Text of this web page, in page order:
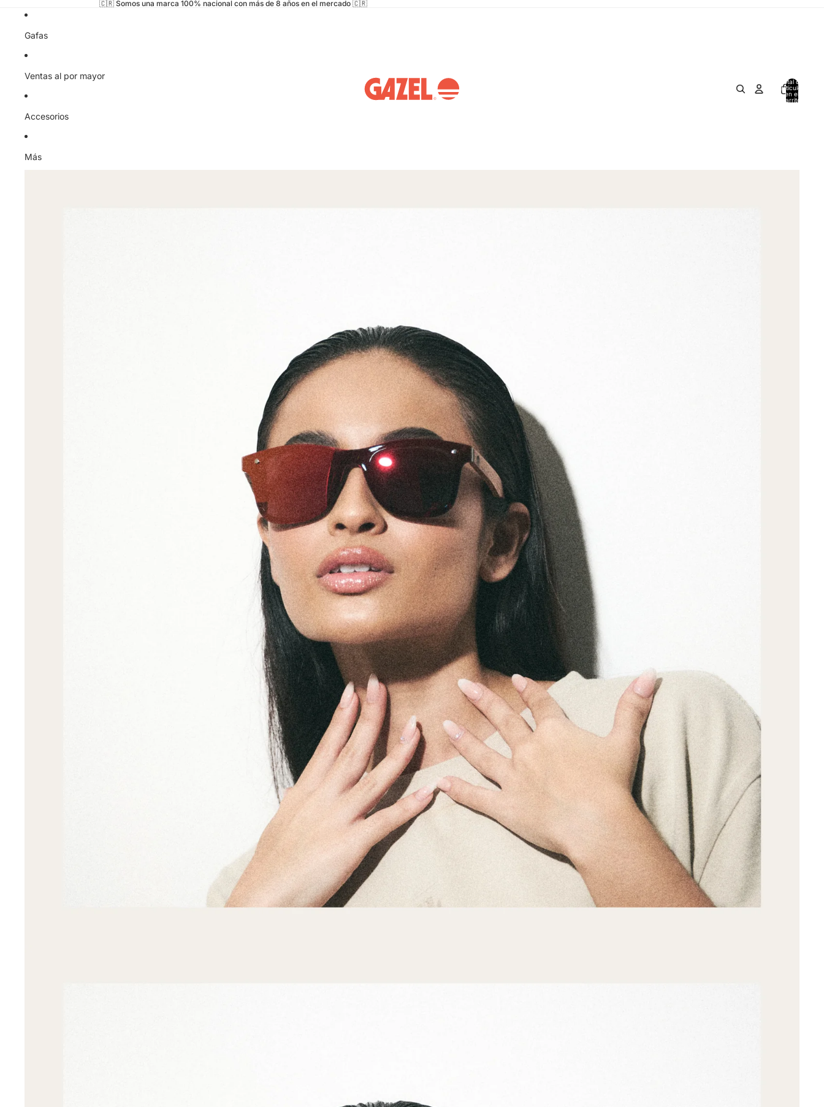
🇨🇷 Somos una marca 100% nacional con más de 8 años en el mercado 🇨🇷
Gafas
Ventas al por mayor
Accesorios
Más
Total de
artículos
en el
carrito: